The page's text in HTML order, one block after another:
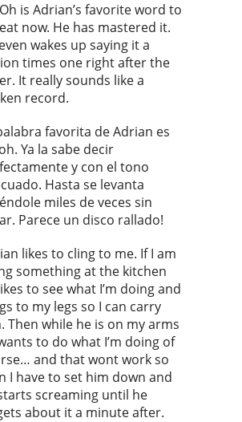
is Adrian’s favorite word to
now. He has mastered it.
wakes up saying it a
times one right after the
It really sounds like a
record.
favorita de Adrian es
Ya la sabe decir
y con el tono
Hasta se levanta
miles de veces sin
Parece un disco rallado!
likes to cling to me. If I am
something at the kitchen
to see what I’m doing and
to my legs so I can carry
Then while he is on my arms
to do what I’m doing of
and that wont work so
I have to set him down and
screaming until he
about it a minute after.